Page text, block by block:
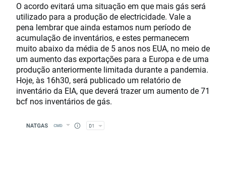
O acordo evitará uma situação em que mais gás será
utilizado para a produção de electricidade. Vale a
pena lembrar que ainda estamos num período de
acumulação de inventários, e estes permanecem
muito abaixo da média de 5 anos nos EUA, no meio de
um aumento das exportações para a Europa e de uma
produção anteriormente limitada durante a pandemia.
Hoje, às 16h30, será publicado um relatório de
inventário da EIA, que deverá trazer um aumento de 71
bcf nos inventários de gás.